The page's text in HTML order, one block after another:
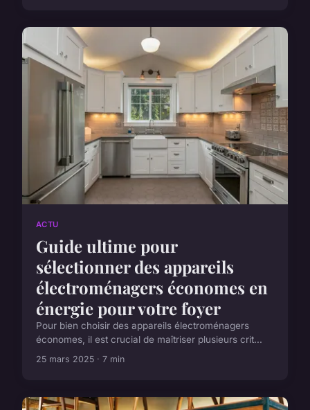
ACTU
Guide ultime pour
sélectionner des appareils
électroménagers économes en
énergie pour votre foyer
Pour bien choisir des appareils électroménagers
économes, il est crucial de maîtriser plusieurs crit...
25 mars 2025 · 7 min